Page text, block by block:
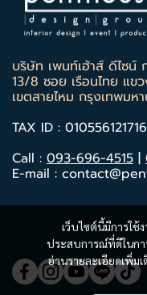
เว็บไซต์นี้มีการใ
ประสบการณ์ที่ดีในกา
อ่านรายละเอียดเพิ่ม
บริษัท เพนท์เฮ้าส์ ดีไซน์
13/8 ซอย เรือนไทย แข
เขตสายไหม กรุงเทพมห
TAX ID :
Call : 093-696-4515 |
E-mail :